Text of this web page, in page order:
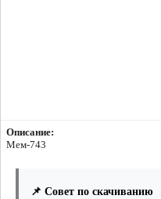
Описание:
Мем-743
📌 Совет по скачиванию